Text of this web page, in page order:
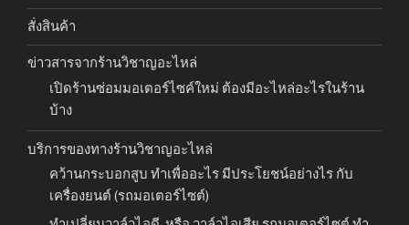
สั่งสินค้า
ข่าวสารจากร้านวิชาญอะไหล่
เปิดร้านซ่อมมอเตอร์ไซค์ใหม่ ต้องมีอะไหล่อะไรในร้าน
บ้าง
บริการของทางร้านวิชาญอะไหล่
คว้านกระบอกสูบ ทำเพื่ออะไร มีประโยชน์อย่างไร กับ
เครื่องยนต์ (รถมอเตอร์ไซต์)